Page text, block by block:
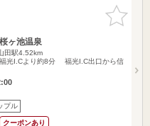
お気に入
りに追加
ヶ池温泉
田駅4.52km
光I.Cより約8分 福光I.C出口から信
プル
クーポンあり